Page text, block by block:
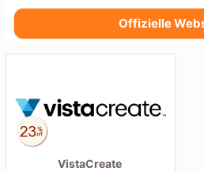
Offizielle
VistaCreate